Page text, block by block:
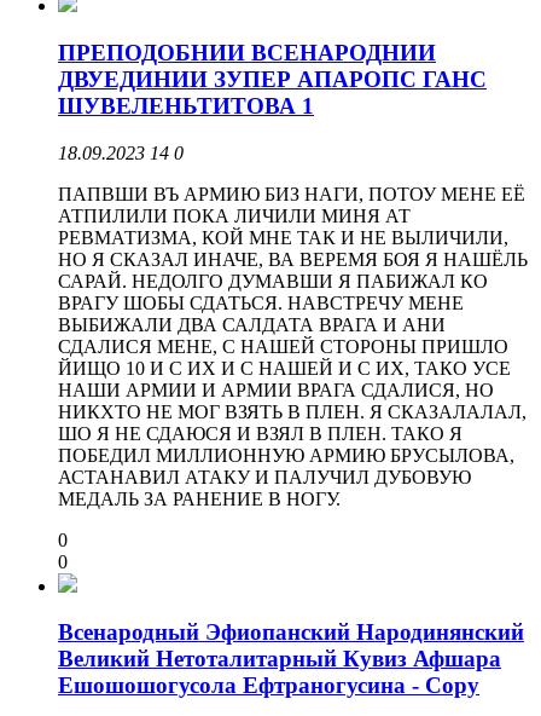
ПРЕПОДОБНИИ ВСЕНАРОДНИИ
ДВУЕДИНИИ ЗУПЕР АПАРОПС ГАНС
ШУВЕЛЕНЬТИТОВА 1
18.09.2023 14 0
ПАПВШИ ВЪ АРМИЮ БИЗ НАГИ, ПОТОУ МЕНЕ ЕЁ
АТПИЛИЛИ ПОКА ЛИЧИЛИ МИНЯ АТ
РЕВМАТИЗМА, КОЙ МНЕ ТАК И НЕ ВЫЛИЧИЛИ,
НО Я СКАЗАЛ ИНАЧЕ, ВА ВЕРЕМЯ БОЯ Я НАШЁЛЬ
САРАЙ. НЕДОЛГО ДУМАВШИ Я ПАБИЖАЛ КО
ВРАГУ ШОБЫ СДАТЬСЯ. НАВСТРЕЧУ МЕНЕ
ВЫБИЖАЛИ ДВА САЛДАТА ВРАГА И АНИ
СДАЛИСЯ МЕНЕ, С НАШЕЙ СТОРОНЫ ПРИШЛО
ЙИЩО 10 И С ИХ И С НАШЕЙ И С ИХ, ТАКО УСЕ
НАШИ АРМИИ И АРМИИ ВРАГА СДАЛИСЯ, НО
НИКХТО НЕ МОГ ВЗЯТЬ В ПЛЕН. Я СКАЗАЛАЛАЛ,
ШО Я НЕ СДАЮСЯ И ВЗЯЛ В ПЛЕН. ТАКО Я
ПОБЕДИЛ МИЛЛИОННУЮ АРМИЮ БРУСЫЛОВА,
АСТАНАВИЛ АТАКУ И ПАЛУЧИЛ ДУБОВУЮ
МЕДАЛЬ ЗА РАНЕНИЕ В НОГУ.
0
0
Всенародный Эфиопанский Народинянский
Великий Нетоталитарный Кувиз Афшара
Ешошошогусола Ефтраногусина - Copy